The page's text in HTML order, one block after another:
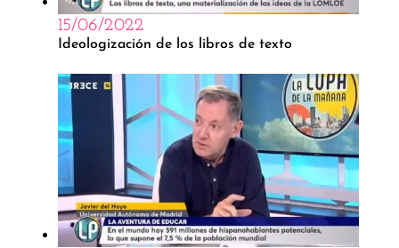
15/06/2022
Ideologización de los libros de texto